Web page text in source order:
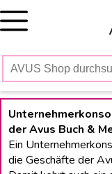
Skip
to
der Avus Buch &
Ein
die Geschäfte der